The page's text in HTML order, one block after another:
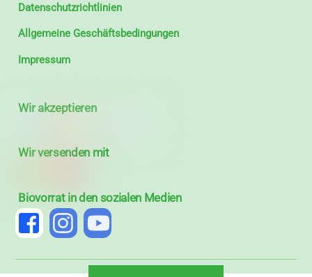
Datenschutzrichtlinien
Allgemeine Geschäftsbedingungen
Impressum
Wir akzeptieren
Wir versenden mit
Biovorrat in den sozialen Medien